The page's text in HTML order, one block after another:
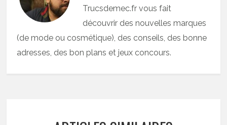
Trucsdemec.fr vous fait
découvrir des nouvelles marques
(de mode ou cosmétique), des conseils, des bonne
adresses, des bon plans et jeux concours.